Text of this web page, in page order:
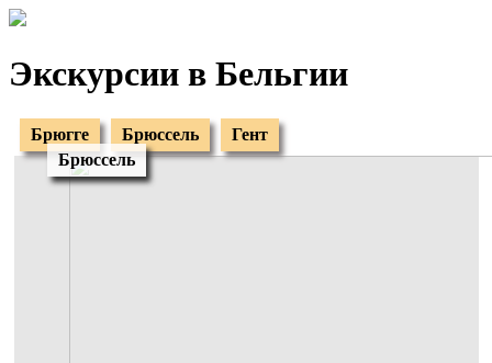
Экскурсии в Бельгии
Брюгге Брюссель
Гент
Брюссель